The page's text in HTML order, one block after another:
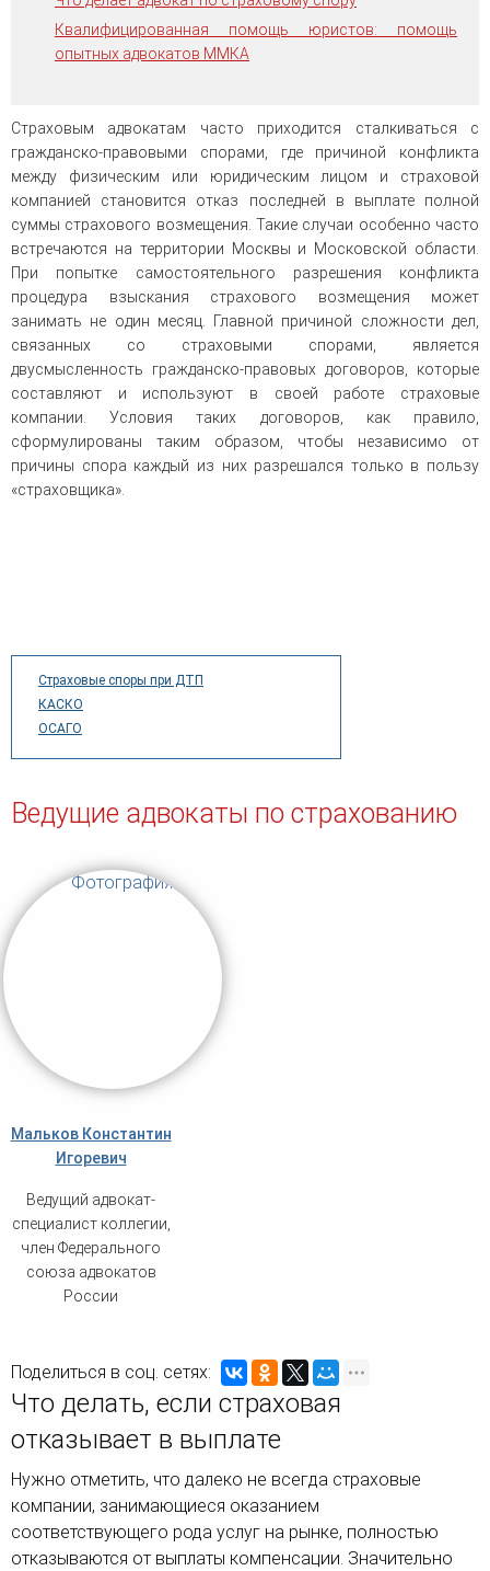
Страхование
Споры по строительному
Страховые споры
досудебном порядке
человека (Страсбург)
Страховые споры при ДТП
КАСКО
ОСАГО
Квалифицированная помощь юристов: помощь
опытных адвокатов ММКА
Страховым адвокатам часто приходится сталкиваться с
гражданско-правовыми спорами, где причиной конфликта
между физическим или юридическим лицом и страховой
компанией становится отказ последней в выплате полной
суммы страхового возмещения. Такие случаи особенно часто
встречаются на территории Москвы и Московской области.
При попытке самостоятельного разрешения конфликта
процедура взыскания страхового возмещения может
занимать не один месяц. Главной причиной сложности дел,
связанных со страховыми спорами, является
двусмысленность гражданско-правовых договоров, которые
составляют и используют в своей работе страховые
компании. Условия таких договоров, как правило,
сформулированы таким образом, чтобы независимо от
причины спора каждый из них разрешался только в пользу
«страховщика».
Ведущие адвокаты по страхованию
Мальков Константин
Игоревич
Ведущий адвокат-
специалист коллегии,
член Федерального
союза адвокатов
России
Поделиться в соц. сетях:
Что делать, если страховая
отказывает в выплате
Нужно отметить, что далеко не всегда страховые
компании, занимающиеся оказанием
соответствующего рода услуг на рынке, полностью
отказываются от выплаты компенсации. Значительно